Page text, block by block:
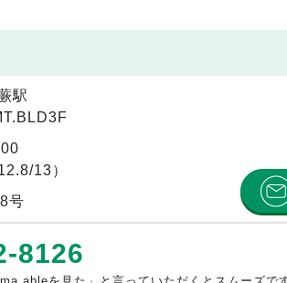
駅
13）
号
8126